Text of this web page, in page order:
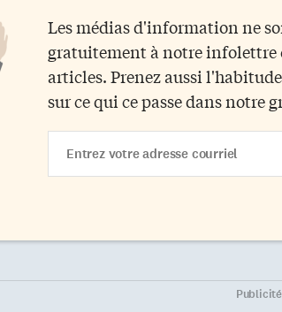
Les médias d'information ne
gratuitement à notre infolettre
articles. Prenez aussi
sur ce qui ce passe dans notre
Address
Publicité